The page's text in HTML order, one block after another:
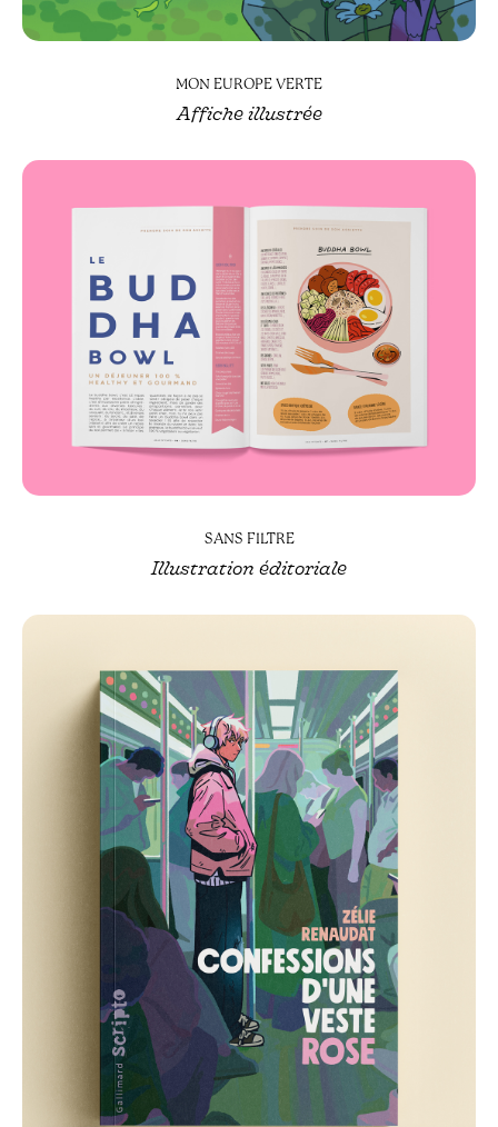
MON EUROPE VERTE
Affiche illustrée
SANS FILTRE
Illustration éditoriale